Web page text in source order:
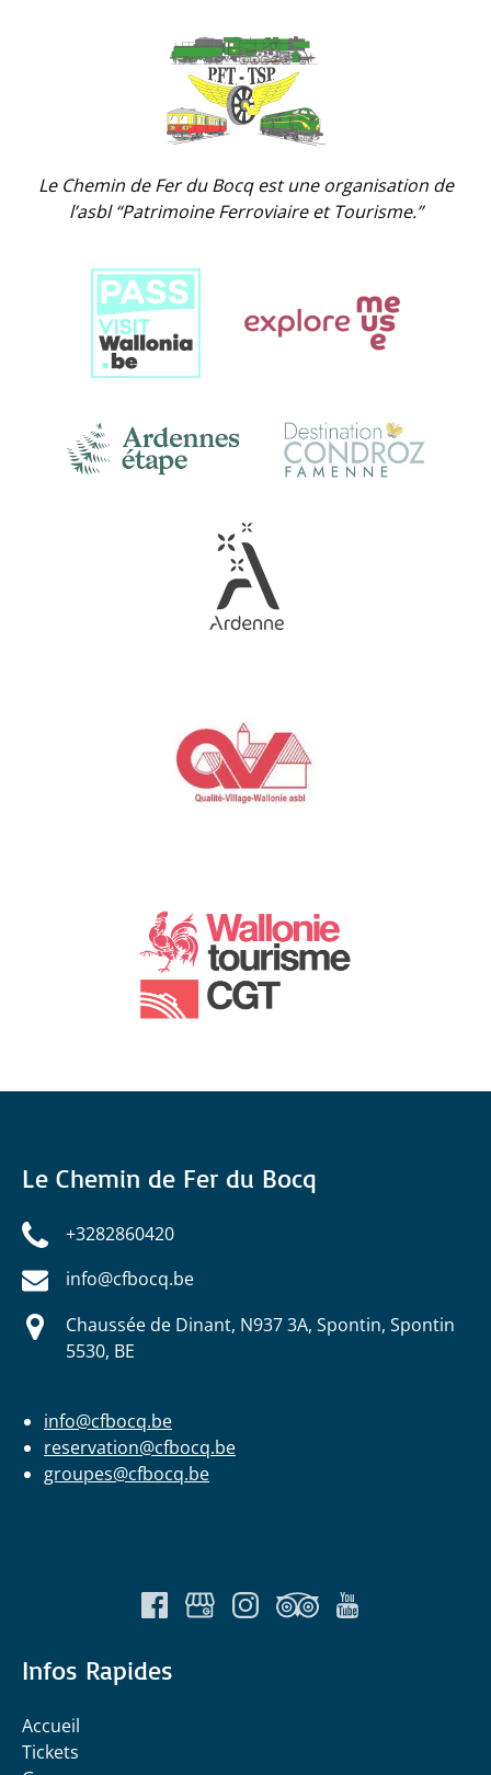
Le Chemin de Fer du Bocq est une organisation de
l’asbl “Patrimoine Ferroviaire et Tourisme.”
Le Chemin de Fer du Bocq
+3282860420
info@cfbocq.be
Chaussée de Dinant, N937 3A, Spontin, Spontin
5530, BE
info@cfbocq.be
reservation@cfbocq.be
groupes@cfbocq.be
Infos Rapides
Accueil
Tickets